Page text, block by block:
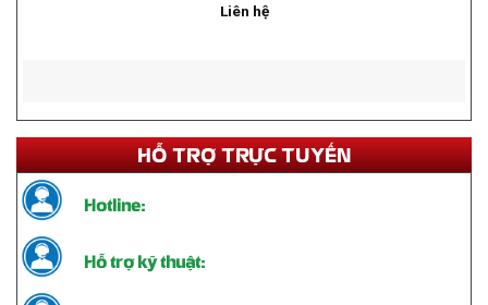
HỖ TRỢ TRỰC TUYẾN
Hotline:
Hỗ trợ kỹ thuật: